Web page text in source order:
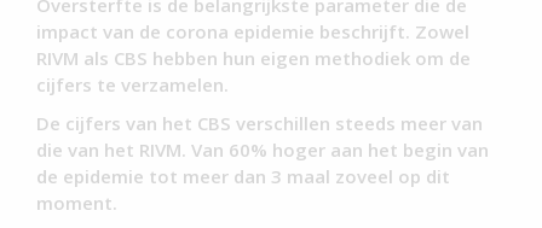
Oversterfte is de belangrijkste parameter die de
impact van de corona epidemie beschrijft. Zowel
RIVM als CBS hebben hun eigen methodiek om de
cijfers te verzamelen.
De cijfers van het CBS verschillen steeds meer van
die van het RIVM. Van 60% hoger aan het begin van
de epidemie tot meer dan 3 maal zoveel op dit
moment.